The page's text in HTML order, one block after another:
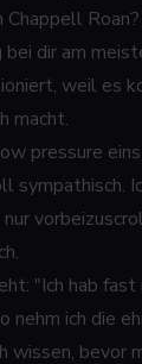
Chappell
dir am
weil es
macht.
pressure
sympathisch.
"Ich hab fast
nehm ich die
wissen, bevor